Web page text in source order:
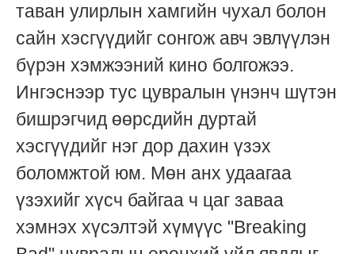
таван улирлын хамгийн чухал болон
сайн хэсгүүдийг сонгож авч эвлүүлэн
бүрэн хэмжээний кино болгожээ.
Ингэснээр тус цувралын үнэнч шүтэн
бишрэгчид өөрсдийн дуртай
хэсгүүдийг нэг дор дахин үзэх
боломжтой юм. Мөн анх удаагаа
үзэхийг хүсч байгаа ч цаг заваа
хэмнэх хүсэлтэй хүмүүс "Breaking